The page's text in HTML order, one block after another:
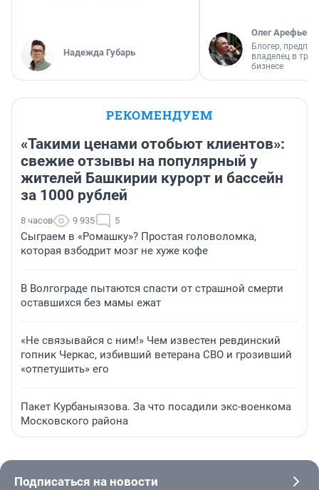
Надежда Губарь
Олег Арефьев
Блогер,
владелец в
бизнесе
РЕКОМЕНДУЕМ
«Такими ценами отобьют клиентов»:
свежие отзывы на популярный у
жителей Башкирии курорт и бассейн
за 1000 рублей
8 часов 9 935 5
Сыграем в «Ромашку»? Простая головоломка,
которая взбодрит мозг не хуже кофе
В Волгограде пытаются спасти от страшной смерти
оставшихся без мамы ежат
«Не связывайся с ним!» Чем известен ревдинский
гопник Черкас, избивший ветерана СВО и грозивший
«отпетушить» его
Пакет Курбаныязова. За что посадили экс-военкома
Московского района
Подписаться на новости